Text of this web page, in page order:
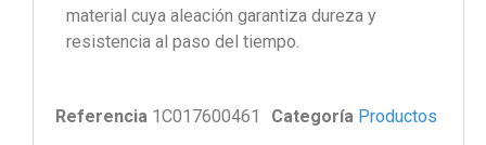
material cuya aleación garantiza dureza y
resistencia al paso del tiempo.
Referencia 1C017600461 Categoría Productos